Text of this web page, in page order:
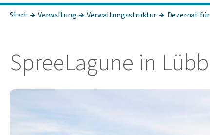
Start Verwaltung Verwaltungsstruktur Dezernat
Spree­La­gune in